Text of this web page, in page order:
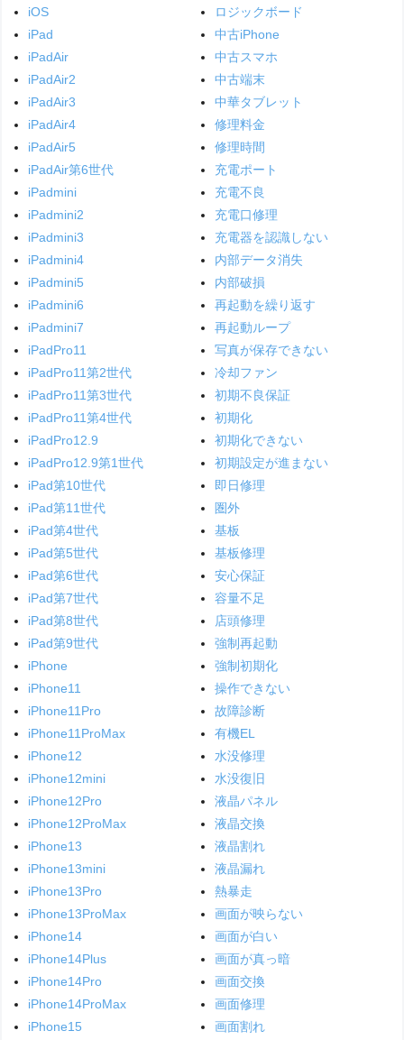
iOS
iPad
iPadAir
iPadAir2
iPadAir3
iPadAir4
iPadAir5
iPadAir第6世代
iPadmini
iPadmini2
iPadmini3
iPadmini4
iPadmini5
iPadmini6
iPadmini7
iPadPro11
iPadPro11第2世代
iPadPro11第3世代
iPadPro11第4世代
iPadPro12.9
iPadPro12.9第1世代
iPad第10世代
iPad第11世代
iPad第4世代
iPad第5世代
iPad第6世代
iPad第7世代
iPad第8世代
iPad第9世代
iPhone
iPhone11
iPhone11Pro
iPhone11ProMax
iPhone12
iPhone12mini
iPhone12Pro
iPhone12ProMax
iPhone13
iPhone13mini
iPhone13Pro
iPhone13ProMax
iPhone14
iPhone14Plus
iPhone14Pro
iPhone14ProMax
iPhone15
ロジックボード
中古iPhone
中古スマホ
中古端末
中華タブレット
修理料金
修理時間
充電ポート
充電不良
充電口修理
充電器を認識しない
内部データ消失
内部破損
再起動を繰り返す
再起動ループ
写真が保存できない
冷却ファン
初期不良保証
初期化
初期化できない
初期設定が進まない
即日修理
圏外
基板
基板修理
安心保証
容量不足
店頭修理
強制再起動
強制初期化
操作できない
故障診断
有機EL
水没修理
水没復旧
液晶パネル
液晶交換
液晶割れ
液晶漏れ
熱暴走
画面が映らない
画面が白い
画面が真っ暗
画面交換
画面修理
画面割れ